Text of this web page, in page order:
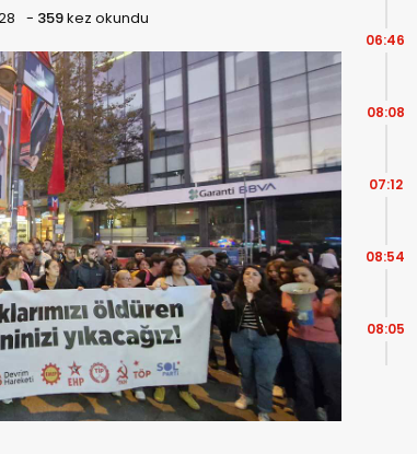
- 359kez okundu
06:46
08:08
07:12
08:54
08:05